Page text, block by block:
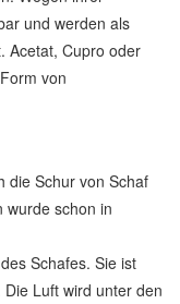
und werden als
Acetat, Cupro oder
von
die Schur von Schaf
wurde schon in
Schafes. Sie ist
Luft wird unter den